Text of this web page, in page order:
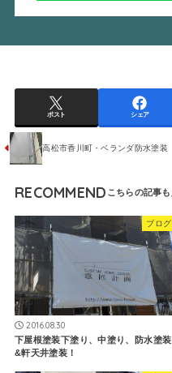
ポスト シェア
高松市香川町・ベランダ防水塗装
RECOMMEND
ブログ
2016.08.30
下屋根塗装下塗り、中塗り、防水塗装
&軒天井塗装！